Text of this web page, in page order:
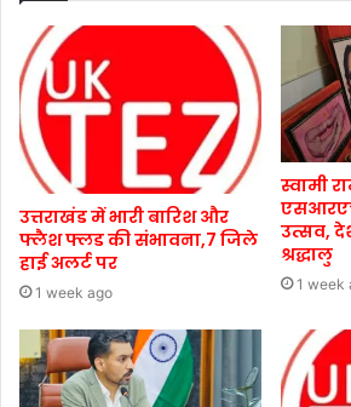
उत्तराखंड में भारी बारिश और
फ्लैश फ्लड की संभावना,7 जिले
हाई अलर्ट पर
1 week ago
स्वामी
उत्सव,
श्रद्धालु
1 week